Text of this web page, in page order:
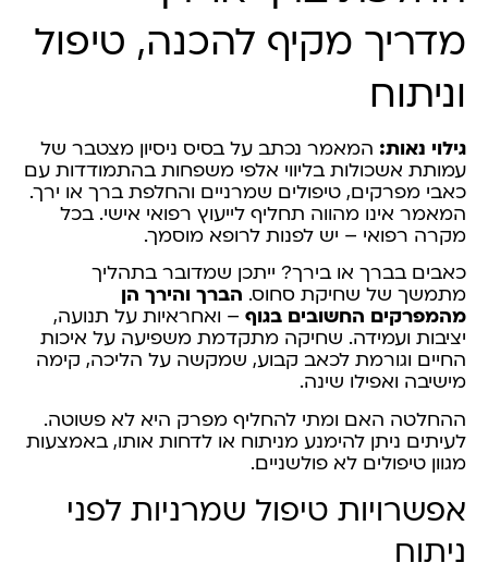
מדריך מקיף להכנה, טיפול
וניתוח
גילוי נאות: המאמר נכתב על בסיס ניסיון מצטבר של
עמותת אשכולות בליווי אלפי משפחות בהתמודדות עם
כאבי מפרקים, טיפולים שמרניים והחלפת ברך או ירך.
המאמר אינו מהווה תחליף לייעוץ רפואי אישי. בכל
מקרה רפואי – יש לפנות לרופא מוסמך.
כאבים בברך או בירך? ייתכן שמדובר בתהליך
מתמשך של שחיקת סחוס. הברך והירך הן
מהמפרקים החשובים בגוף – ואחראיות על תנועה,
יציבות ועמידה. שחיקה מתקדמת משפיעה על איכות
החיים וגורמת לכאב קבוע, שמקשה על הליכה, קימה
מישיבה ואפילו שינה.
ההחלטה האם ומתי להחליף מפרק היא לא פשוטה.
לעיתים ניתן להימנע מניתוח או לדחות אותו, באמצעות
מגוון טיפולים לא פולשניים.
אפשרויות טיפול שמרניות לפני
ניתוח